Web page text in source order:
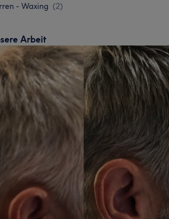
- Waxing (2)
Arbeit